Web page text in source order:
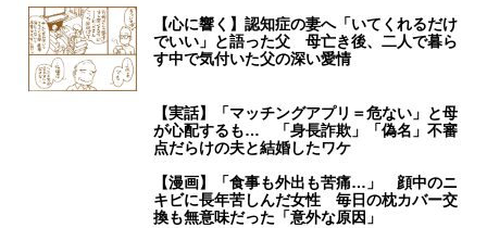
【心に響く】認知症の妻へ「いてくれるだけ
でいい」と語った父 母亡き後、二人で暮ら
す中で気付いた父の深い愛情
【実話】「マッチングアプリ＝危ない」と母
が心配するも… 「身長詐欺」「偽名」不審
点だらけの夫と結婚したワケ
【漫画】「食事も外出も苦痛…」 顔中のニ
キビに長年苦しんだ女性 毎日の枕カバー交
換も無意味だった「意外な原因」